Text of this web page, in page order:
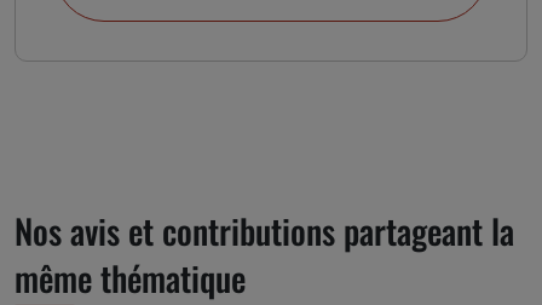
Nos avis et contributions partageant la
même thématique